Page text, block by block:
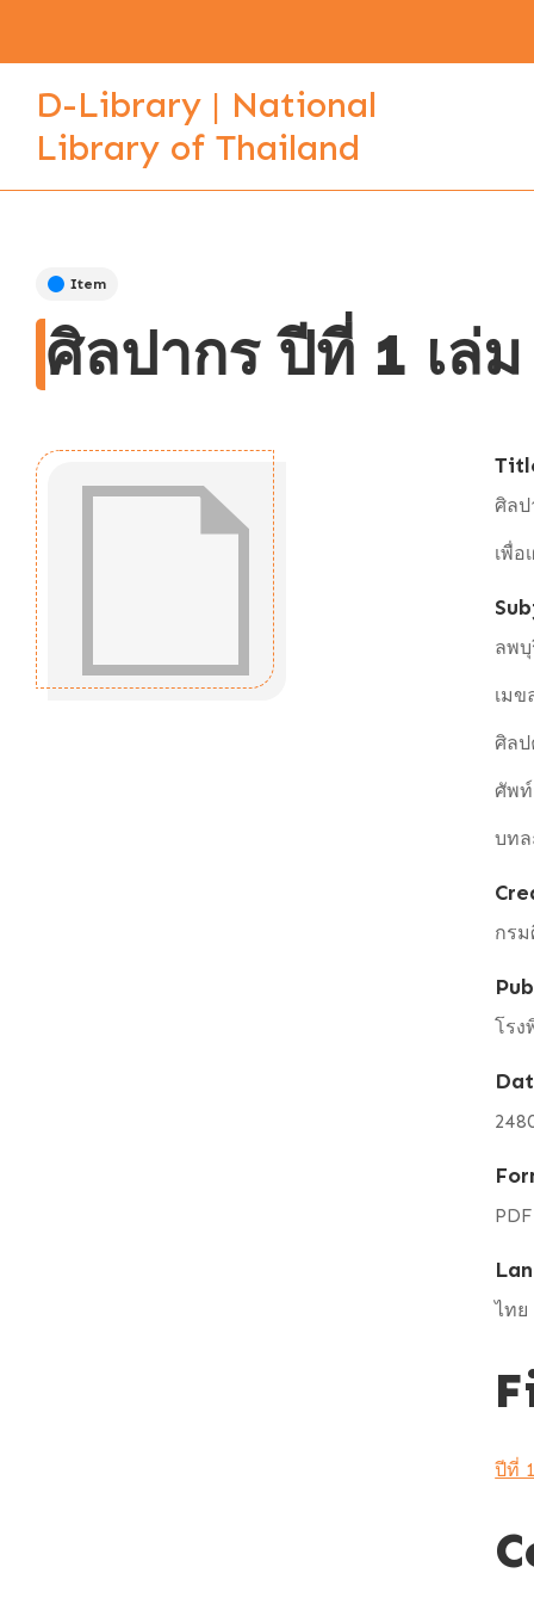
D-Library | National
Library of Thailand
Item
ศิลปากร ปีที่ 1 เล่
ศิลป
เพื่
ลพ
เมข
ศิล
ศัพ
บทล
กร
โรง
PDF
ไทย
ปีที่